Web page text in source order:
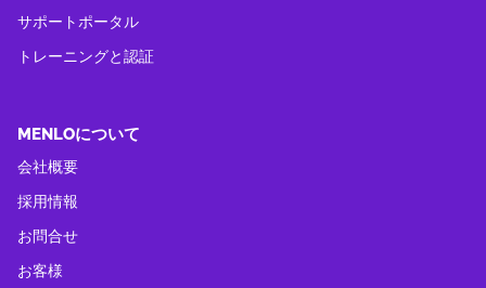
サポートポータル
トレーニングと認証
MENLOについて
会社概要
採用情報
お問合せ
お客様